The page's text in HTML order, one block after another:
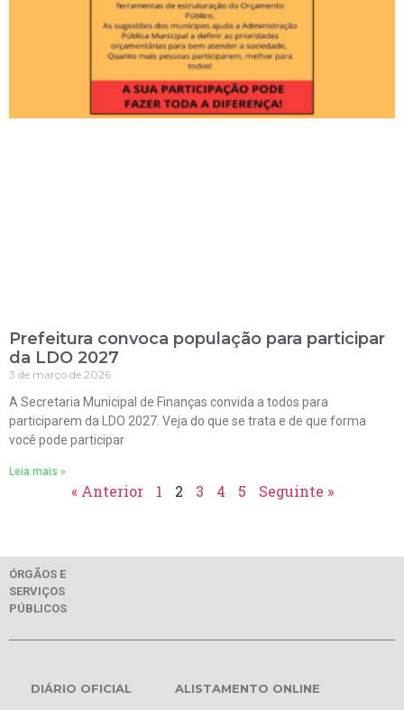
Prefeitura convoca população para participar
da LDO 2027
3 de março de 2026
A Secretaria Municipal de Finanças convida a todos para
participarem da LDO 2027. Veja do que se trata e de que forma
você pode participar
Leia mais »
« Anterior 1 2 3 4 5 Seguinte »
ÓRGÃOS E
SERVIÇOS
PÚBLICOS
DIÁRIO OFICIAL ALISTAMENTO ONLINE